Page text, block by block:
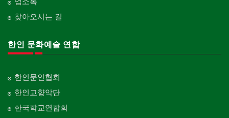
찾아오시는 길
한인 문화예술 연합
한인문인협회
한인교향악단
한국학교연합회